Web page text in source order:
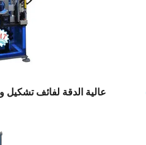
عالية الدقة لفائف تشكيل